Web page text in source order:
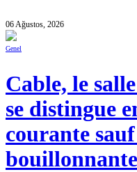
06 Ağustos, 2026
Genel
Cable, le
se distingue
courante
bouillonnante